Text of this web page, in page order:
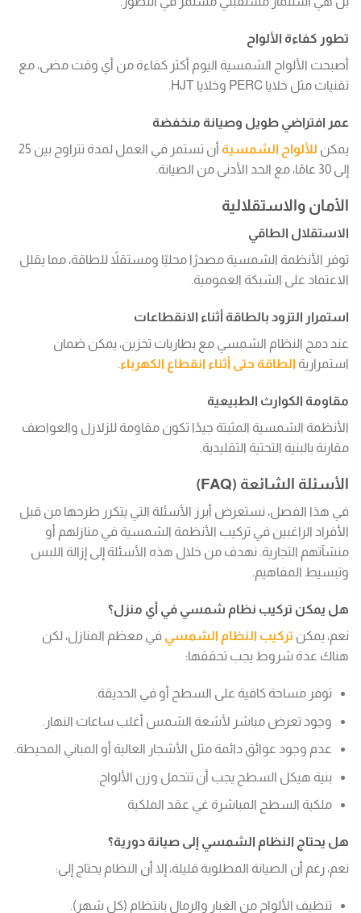
تطور كفاءة الألواح
أصبحت الألواح الشمسية اليوم أكثر كفاءة من أي وقت مضى، مع
تقنيات مثل خلايا PERC وخلايا HJT.
عمر افتراضي طويل وصيانة منخفضة
يمكن للألواح الشمسية
أن تستمر في العمل لمدة تتراوح بين 25
إلى 30 عامًا، مع الحد الأدنى من الصيانة.
الأمان والاستقلالية
الاستقلال الطاقي
توفر الأنظمة الشمسية مصدرًا محليًا ومستقلاً للطاقة، مما يقلل
الاعتماد على الشبكة العمومية.
استمرار التزود بالطاقة أثناء الانقطاعات
عند دمج النظام الشمسي مع بطاريات تخزين، يمكن ضمان
استمرارية الطاقة حتى أثناء انقطاع الكهرباء.
مقاومة الكوارث الطبيعية
الأنظمة الشمسية المثبتة جيدًا تكون مقاومة للزلازل والعواصف
مقارنة بالبنية التحتية التقليدية.
الأسئلة الشائعة (FAQ)
في هذا الفصل، نستعرض أبرز الأسئلة التي يتكرر طرحها من قبل
الأفراد الراغبين في تركيب الأنظمة الشمسية في منازلهم أو
منشآتهم التجارية. نهدف من خلال هذه الأسئلة إلى إزالة اللبس
وتبسيط المفاهيم.
هل يمكن تركيب نظام شمسي في أي منزل؟
نعم، يمكن تركيب النظام الشمسي في معظم المنازل، لكن
هناك عدة شروط يجب تحققها:
توفر مساحة كافية على السطح أو في الحديقة.
وجود تعرض مباشر لأشعة الشمس أغلب ساعات النهار.
عدم وجود عوائق دائمة مثل الأشجار العالية أو المباني المحيطة.
بنية هيكل السطح يجب أن تتحمل وزن الألواح.
ملكية السطح المباشرة غي عقد الملكية
هل يحتاج النظام الشمسي إلى صيانة دورية؟
نعم، رغم أن الصيانة المطلوبة قليلة، إلا أن النظام يحتاج إلى:
تنظيف الألواح من الغبار والرمال بانتظام (كل شهر).